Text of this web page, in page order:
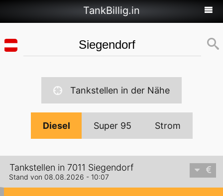
TankBillig.in
Tankstellen in der Nähe
Diesel Super 95 Strom
Tankstellen in 7011 Siegendorf
Stand von 08.08.2026 - 10:07